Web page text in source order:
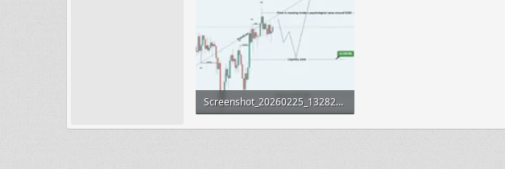
Screenshot_20260225_132825_Telegram.webp
30.2 KB · Просмотры: 10